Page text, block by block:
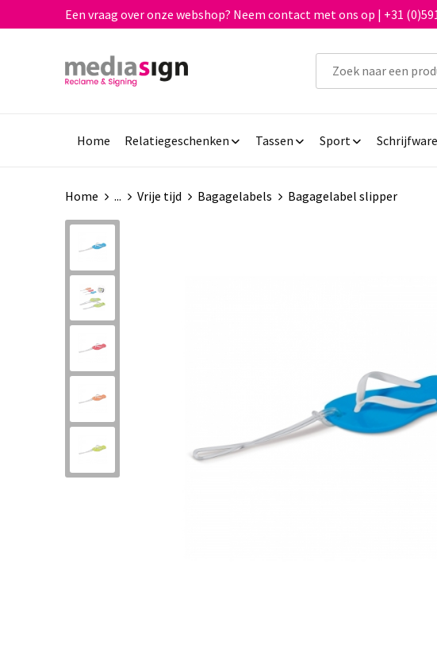
Een vraag over onze webshop? Neem contact met ons op | +31
Home Relatiegeschenken Tassen Sport
Home ... Vrije tijd Bagagelabels Bagagelabel slipper